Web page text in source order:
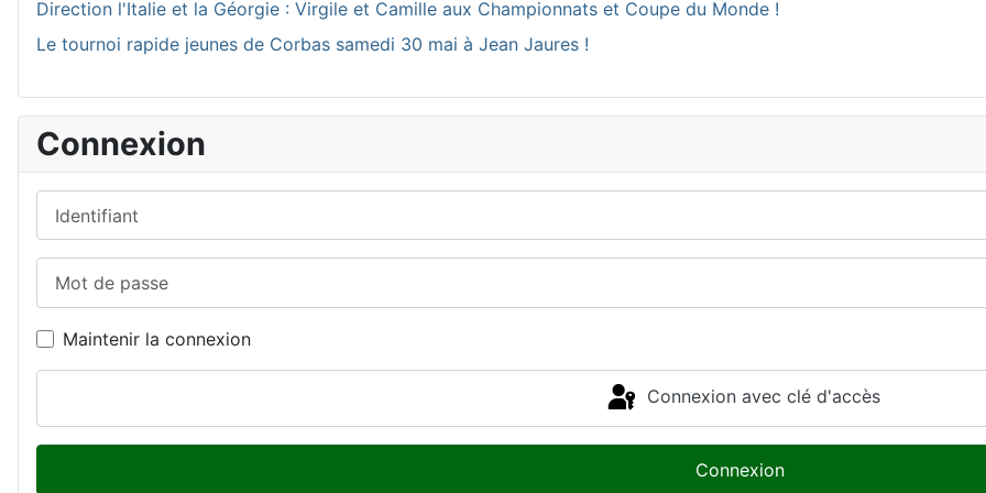
Direction l'Italie et la Géorgie : Virgile et Camille aux Championnats et Coupe du Monde !
Le tournoi rapide jeunes de Corbas samedi 30 mai à Jean Jaures !
Connexion
Maintenir la connexion
Connexion avec clé d'accès
Connexion